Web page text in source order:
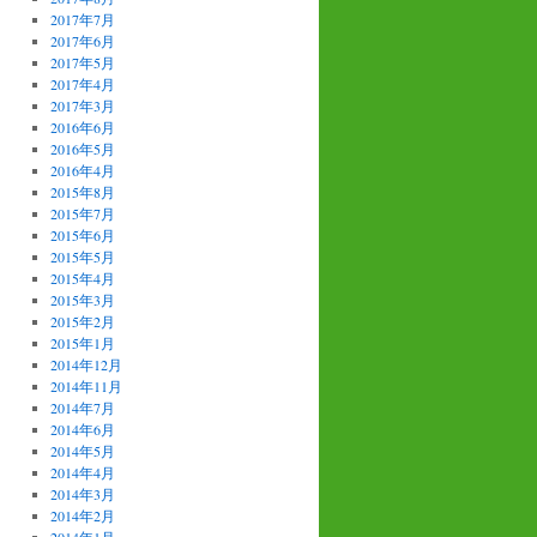
2017年7月
2017年6月
2017年5月
2017年4月
2017年3月
2016年6月
2016年5月
2016年4月
2015年8月
2015年7月
2015年6月
2015年5月
2015年4月
2015年3月
2015年2月
2015年1月
2014年12月
2014年11月
2014年7月
2014年6月
2014年5月
2014年4月
2014年3月
2014年2月